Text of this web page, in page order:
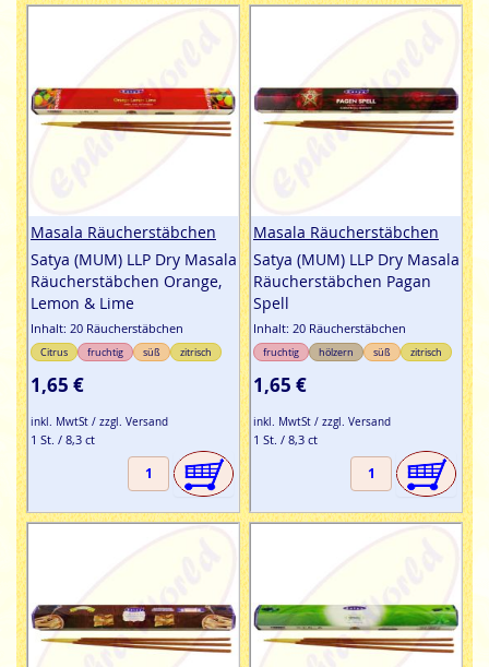
Masala Räucherstäbchen
Satya (MUM) LLP Dry Masala
Räucherstäbchen Orange,
Lemon & Lime
Inhalt: 20 Räucherstäbchen
Citrus fruchtig süß zitrisch
1,65 €
inkl. MwtSt / zzgl. Versand
1 St. / 8,3 ct
Masala Räucherstäbchen
Satya (MUM) LLP Dry Masala
Räucherstäbchen Pagan
Spell
Inhalt: 20 Räucherstäbchen
fruchtig hölzern süß zitrisch
1,65 €
inkl. MwtSt / zzgl. Versand
1 St. / 8,3 ct